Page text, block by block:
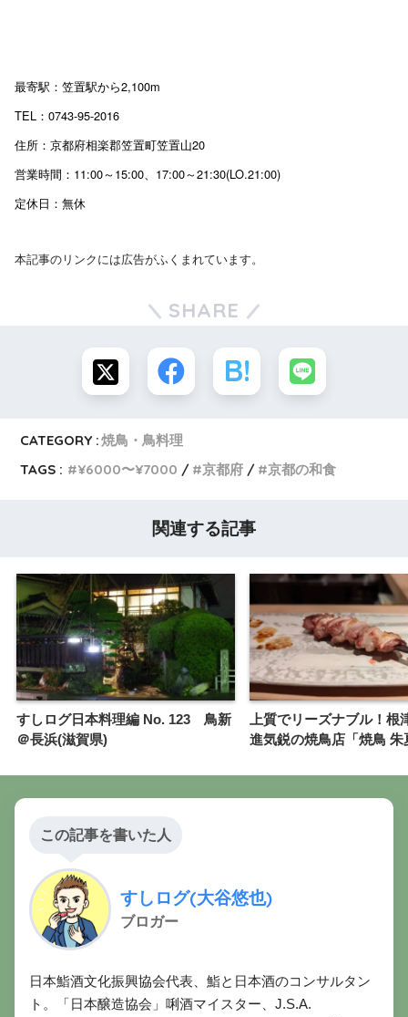
最寄駅：笠置駅から2,100m
TEL：0743-95-2016
住所：京都府相楽郡笠置町笠置山20
営業時間：11:00～15:00、17:00～21:30(LO.21:00)
定休日：無休
本記事のリンクには広告がふくまれています。
SHARE
CATEGORY :焼鳥・鳥料理
TAGS :
¥6000〜¥7000 京都府 京都の和食
関連する記事
すしログ日本料理編 No. 123 鳥新
＠長浜(滋賀県)
上質でリーズナブル！根
進気鋭の焼鳥店「焼鳥 朱
この記事を書いた人
すしログ(大谷悠也)
ブロガー
日本鮨酒文化振興協会代表、鮨と日本酒のコンサルタン
ト。「日本醸造協会」唎酒マイスター、J.S.A.